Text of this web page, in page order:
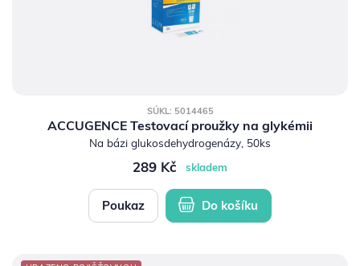
SÚKL: 5014465
ACCUGENCE Testovací proužky na glykémii
Na bázi glukosdehydrogenázy, 50ks
289 Kč skladem
Poukaz Do košíku